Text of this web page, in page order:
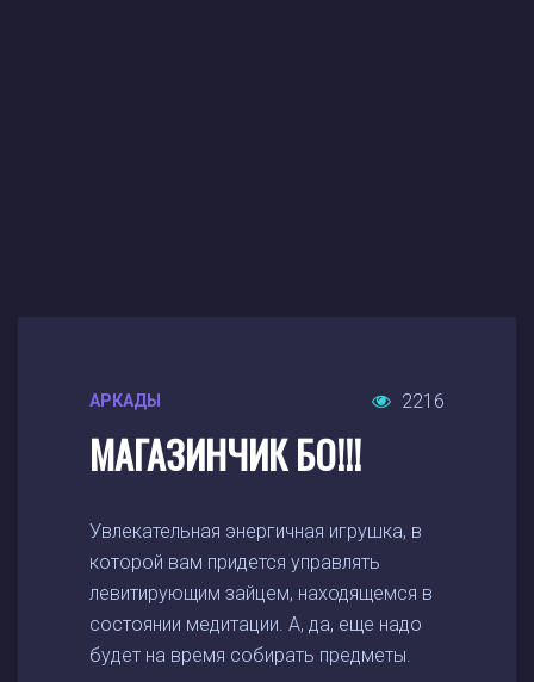
АРКАДЫ 2216
МАГАЗИНЧИК БО!!!
Увлекательная энергичная игрушка, в
которой вам придется управлять
левитирующим зайцем, находящемся в
состоянии медитации. А, да, еще надо
будет на время собирать предметы.